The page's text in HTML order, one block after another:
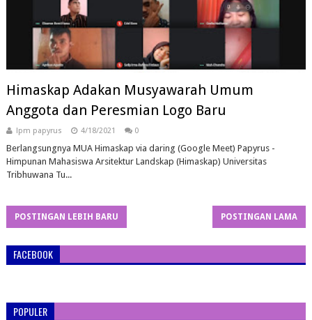
Himaskap Adakan Musyawarah Umum
Anggota dan Peresmian Logo Baru
lpm papyrus 4/18/2021 0
Berlangsungnya MUA Himaskap via daring (Google Meet) Papyrus -
Himpunan Mahasiswa Arsitektur Landskap (Himaskap) Universitas
Tribhuwana Tu...
POSTINGAN LEBIH BARU POSTINGAN LAMA
FACEBOOK
POPULER